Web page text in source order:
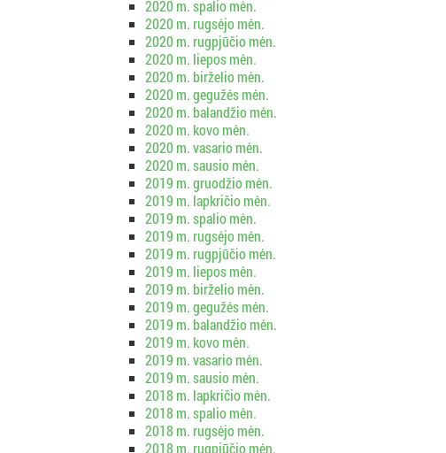
2020 m. spalio mėn.
2020 m. rugsėjo mėn.
2020 m. rugpjūčio mėn.
2020 m. liepos mėn.
2020 m. birželio mėn.
2020 m. gegužės mėn.
2020 m. balandžio mėn.
2020 m. kovo mėn.
2020 m. vasario mėn.
2020 m. sausio mėn.
2019 m. gruodžio mėn.
2019 m. lapkričio mėn.
2019 m. spalio mėn.
2019 m. rugsėjo mėn.
2019 m. rugpjūčio mėn.
2019 m. liepos mėn.
2019 m. birželio mėn.
2019 m. gegužės mėn.
2019 m. balandžio mėn.
2019 m. kovo mėn.
2019 m. vasario mėn.
2019 m. sausio mėn.
2018 m. lapkričio mėn.
2018 m. spalio mėn.
2018 m. rugsėjo mėn.
2018 m. rugpjūčio mėn.